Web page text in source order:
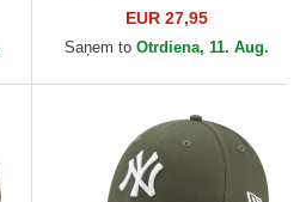
League no Las Vegas
Raiders NFL no New Era
EUR 27,95
Saņem to Otrdiena, 11. Aug.